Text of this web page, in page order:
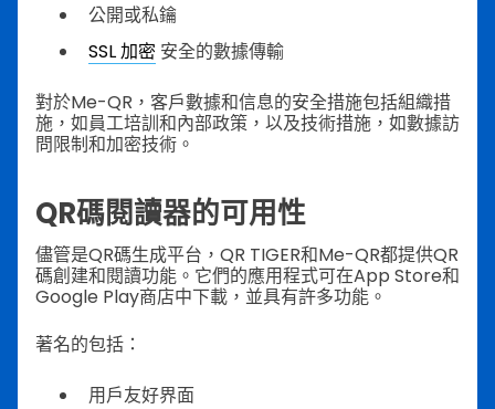
公開或私鑰
SSL 加密 安全的數據傳輸
對於Me-QR，客戶數據和信息的安全措施包括組織措
施，如員工培訓和內部政策，以及技術措施，如數據訪
問限制和加密技術。
QR碼閱讀器的可用性
儘管是QR碼生成平台，QR TIGER和Me-QR都提供QR
碼創建和閱讀功能。它們的應用程式可在App Store和
Google Play商店中下載，並具有許多功能。
著名的包括：
用戶友好界面